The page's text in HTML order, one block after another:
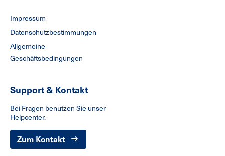
Impressum
Datenschutzbestimmungen
Allgemeine
Geschäftsbedingungen
Support & Kontakt
Bei Fragen benutzen Sie unser
Helpcenter.
Zum Kontakt